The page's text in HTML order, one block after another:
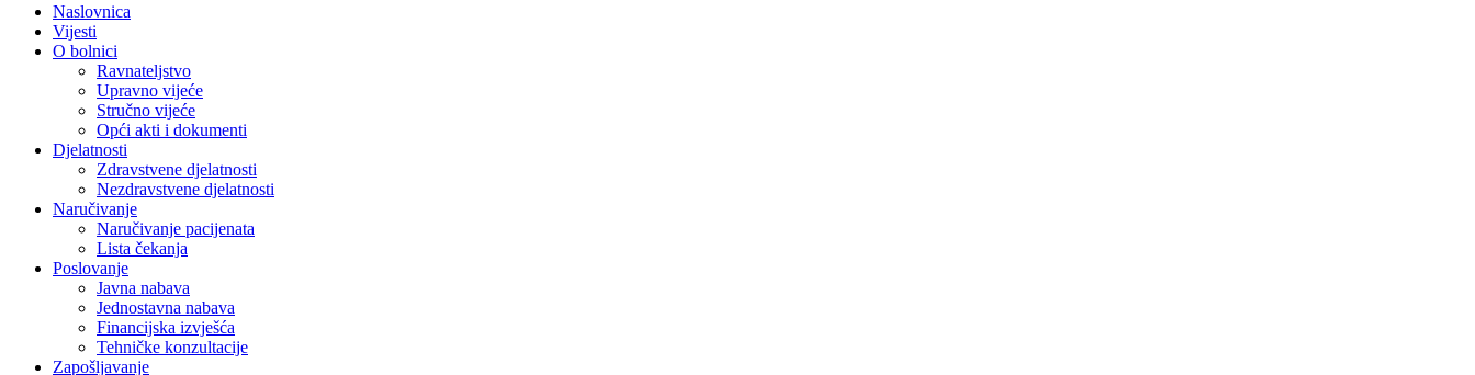
Naslovnica
Vijesti
O bolnici
Ravnateljstvo
Upravno vijeće
Stručno vijeće
Opći akti i dokumenti
Djelatnosti
Zdravstvene djelatnosti
Nezdravstvene djelatnosti
Naručivanje
Naručivanje pacijenata
Lista čekanja
Poslovanje
Javna nabava
Jednostavna nabava
Financijska izvješća
Tehničke konzultacije
Zapošljavanje